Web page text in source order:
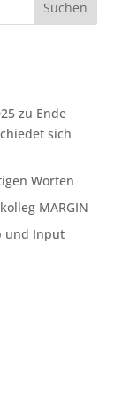
zu Ende
sich
Worten
MARGIN
und Input